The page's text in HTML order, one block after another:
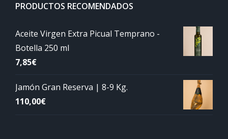
PRODUCTOS RECOMENDADOS
Aceite Virgen Extra Picual Temprano -
Botella 250 ml
7,85€
Jamón Gran Reserva | 8-9 Kg.
110,00€